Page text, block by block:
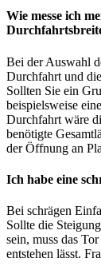
Wie messe ich
Bei der Auswahl
Durchfahrt und
Sollten Sie ein
beispielsweise
Durchfahrt wäre
benötigte
der Öffnung an
Ich habe eine
Bei schrägen
Sollte die
sein, muss das
entstehen lässt.